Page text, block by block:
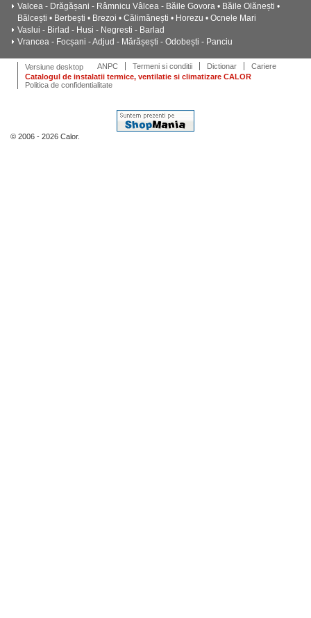
Valcea - Drăgășani - Râmnicu Vâlcea - Băile Govora • Băile Olănești •
Bălcești • Berbești • Brezoi • Călimănești • Horezu • Ocnele Mari
Vaslui - Birlad - Husi - Negresti - Barlad
Vrancea - Focșani - Adjud - Mărășești - Odobești - Panciu
Versiune desktop ANPC Termeni si conditii Dictionar
Cariere
Catalogul de instalatii termice, ventilatie si climatizare CALOR
Politica de confidentialitate
© 2006 - 2026 Calor.